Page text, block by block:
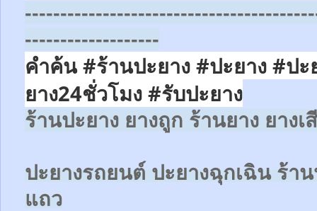
-------------------
คำค้น #ร้านปะยาง #ปะยาง #ป
ยาง24ชั่วโมง #รับปะยาง
ร้านปะยาง ยางถูก ร้านยาง ยางเ
ปะยางรถยนต์ ปะยางฉุกเฉิน ร้า
แถว